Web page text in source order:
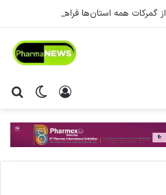
گمرکات همه استان‌ها فراهم شد.
تغییر ورود